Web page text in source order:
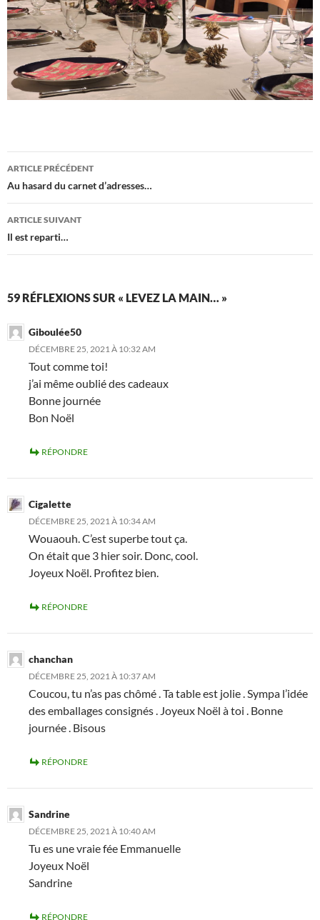
Navigation
des
articles
ARTICLE PRÉCÉDENT
Au hasard du carnet d’adresses…
ARTICLE SUIVANT
Il est reparti…
59 RÉFLEXIONS SUR « LEVEZ LA MAIN… »
Giboulée50
DÉCEMBRE 25, 2021 À 10:32 AM
Tout comme toi!
j’ai même oublié des cadeaux
Bonne journée
Bon Noël
RÉPONDRE
Cigalette
DÉCEMBRE 25, 2021 À 10:34 AM
Wouaouh. C’est superbe tout ça.
On était que 3 hier soir. Donc, cool.
Joyeux Noël. Profitez bien.
RÉPONDRE
chanchan
DÉCEMBRE 25, 2021 À 10:37 AM
Coucou, tu n’as pas chômé . Ta table est jolie . Sympa l’idée
des emballages consignés . Joyeux Noël à toi . Bonne
journée . Bisous
RÉPONDRE
Sandrine
DÉCEMBRE 25, 2021 À 10:40 AM
Tu es une vraie fée Emmanuelle
Joyeux Noël
Sandrine
RÉPONDRE